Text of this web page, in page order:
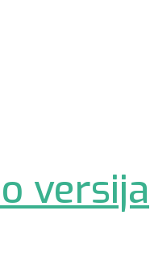
versija